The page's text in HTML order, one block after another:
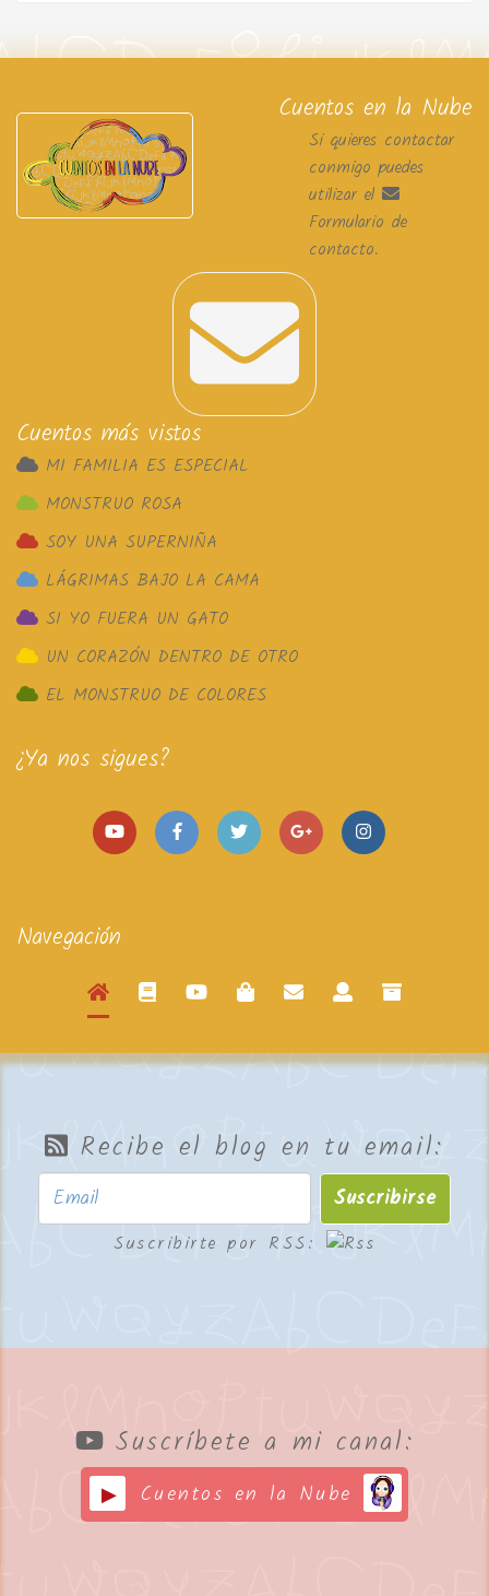
Cuentos en la Nube
Si quieres contactar
conmigo puedes
utilizar el
Formulario de
contacto.
Cuentos más vistos
MI FAMILIA ES ESPECIAL
MONSTRUO ROSA
SOY UNA SUPERNIÑA
LÁGRIMAS BAJO LA CAMA
SI YO FUERA UN GATO
UN CORAZÓN DENTRO DE OTRO
EL MONSTRUO DE COLORES
¿Ya nos sigues?
Navegación
Recibe el blog en tu email:
Suscribirse
Suscribirte por RSS:
Suscríbete a mi canal:
Cuentos en la Nube